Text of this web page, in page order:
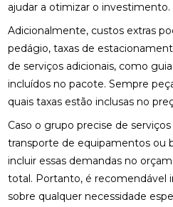
ajudar a otimizar o investimento.
Adicionalmente, custos extras
pedágio, taxas de
de serviços adicionais, como
incluídos no pacote. Sempre
quais taxas estão inclusas no
Caso o grupo precise de
transporte de equipamentos ou
incluir essas demandas no
total. Portanto, é recomendável
sobre qualquer necessidade